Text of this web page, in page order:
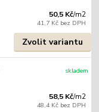
50,5 Kč/m2
41,7 Kč bez DPH
Zvolit variantu
58,5 Kč/m2
48,4 Kč bez DPH
skladem